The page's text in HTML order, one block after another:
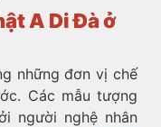
A Di Đà ở
những đơn vị chế
Các mẫu tượng
người nghệ nhân